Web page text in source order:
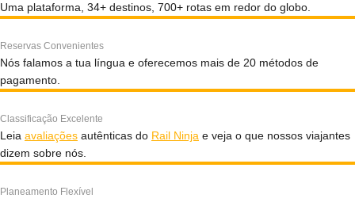
Uma plataforma, 34+ destinos, 700+ rotas em redor do globo.
Reservas Convenientes
Nós falamos a tua língua e oferecemos mais de 20 métodos de
pagamento.
Classificação Excelente
Leia avaliações autênticas do Rail Ninja e veja o que nossos viajantes
dizem sobre nós.
Planeamento Flexível